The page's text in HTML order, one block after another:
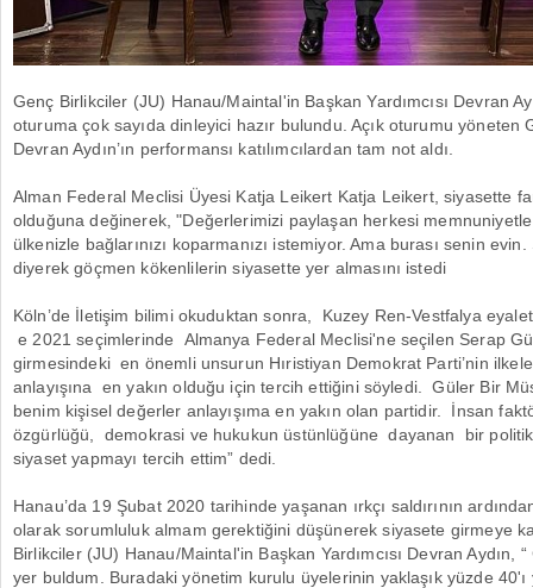
Genç Birlikciler (JU) Hanau/Maintal'in Başkan Yardımcısı Devran
oturuma çok sayıda dinleyici hazır bulundu. Açık oturumu yöneten
Devran Aydın’ın performansı katılımcılardan tam not aldı.
Alman Federal Meclisi Üyesi Katja Leikert Katja Leikert, siyasette
olduğuna değinerek, "Değerlerimizi paylaşan herkesi
ülkenizle bağlarınızı koparmanızı istemiyor. Ama burası senin
diyerek göçmen kökenlilerin siyasette yer almasını istedi
Köln’de İletişim bilimi okuduktan sonra, Kuzey Ren-Vestfalya
e 2021 seçimlerinde Almanya Federal Meclisi'ne seçilen Serap
girmesindeki en önemli unsurun Hıristiyan Demokrat Parti’nin
anlayışına en yakın olduğu için tercih ettiğini söyledi. Güler Bir
benim kişisel değerler anlayışıma en yakın olan partidir. İnsan
özgürlüğü, demokrasi ve hukukun üstünlüğüne dayanan bir
siyaset yapmayı tercih ettim” dedi.
Hanau’da 19 Şubat 2020 tarihinde yaşanan ırkçı saldırının
olarak sorumluluk almam gerektiğini düşünerek siyasete girmeye
Birlikciler (JU) Hanau/Maintal'in Başkan Yardımcısı Devran Aydın,
yer buldum. Buradaki yönetim kurulu üyelerinin yaklaşık yüzde